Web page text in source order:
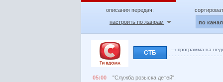
описания передач:
настроить по жанрам
по
СТБ программа на
05:00
"Служба розыска детей".